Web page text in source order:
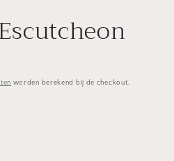
worden berekend bij de checkout.